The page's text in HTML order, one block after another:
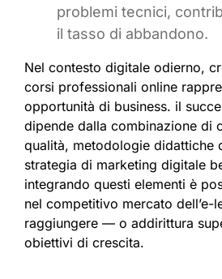
problemi tecnici,
il tasso di abbandono.
Nel contesto digitale odierno,
corsi professionali online
opportunità di business. il
dipende dalla combinazione di
qualità, metodologie didattiche
strategia di marketing digitale
integrando questi elementi è
nel competitivo mercato dell’e-
raggiungere — o addirittura
obiettivi di crescita.